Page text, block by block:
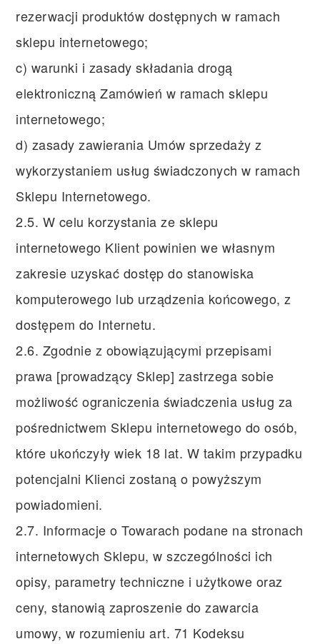
rezerwacji produktów dostępnych w ramach
sklepu internetowego;
c) warunki i zasady składania drogą
elektroniczną Zamówień w ramach sklepu
internetowego;
d) zasady zawierania Umów sprzedaży z
wykorzystaniem usług świadczonych w ramach
Sklepu Internetowego.
2.5. W celu korzystania ze sklepu
internetowego Klient powinien we własnym
zakresie uzyskać dostęp do stanowiska
komputerowego lub urządzenia końcowego, z
dostępem do Internetu.
2.6. Zgodnie z obowiązującymi przepisami
prawa [prowadzący Sklep] zastrzega sobie
możliwość ograniczenia świadczenia usług za
pośrednictwem Sklepu internetowego do osób,
które ukończyły wiek 18 lat. W takim przypadku
potencjalni Klienci zostaną o powyższym
powiadomieni.
2.7. Informacje o Towarach podane na stronach
internetowych Sklepu, w szczególności ich
opisy, parametry techniczne i użytkowe oraz
ceny, stanowią zaproszenie do zawarcia
umowy, w rozumieniu art. 71 Kodeksu